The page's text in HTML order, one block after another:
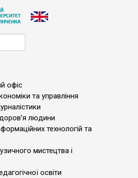
офіс
та управління
людини
технологій та
мистецтва і
освіти